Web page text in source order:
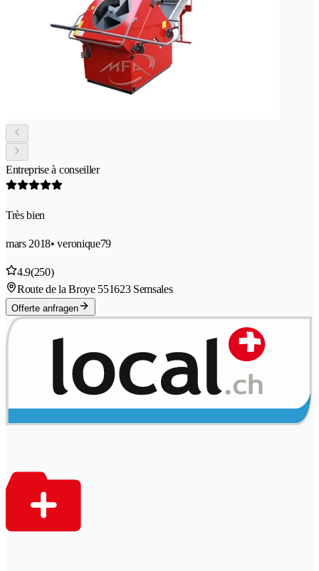
Entreprise à conseiller
Très bien
mars 2018• veronique79
4.9(250)
Route de la Broye 551623 Semsales
Offerte anfragen